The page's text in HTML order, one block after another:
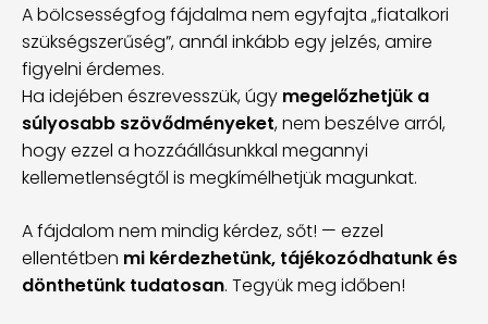
A bölcsességfog fájdalma nem egyfajta „fiatalkori
szükségszerűség”, annál inkább egy jelzés, amire
figyelni érdemes.
Ha idejében észrevesszük, úgy megelőzhetjük a
súlyosabb szövődményeket, nem beszélve arról,
hogy ezzel a hozzáállásunkkal megannyi
kellemetlenségtől is megkímélhetjük magunkat.
A fájdalom nem mindig kérdez, sőt! — ezzel
ellentétben mi kérdezhetünk, tájékozódhatunk és
dönthetünk tudatosan. Tegyük meg időben!